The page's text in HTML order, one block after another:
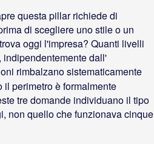
questa pillar richiede di
di scegliere uno stile o un
oggi l'impresa? Quanti livelli
dall'
rimbalzano sistematicamente
perimetro è formalmente
tre domande individuano il tipo
non quello che funzionava cinque